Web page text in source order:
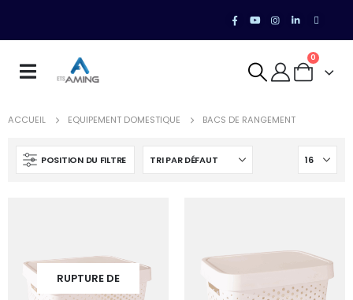
0
ACCUEIL EQUIPEMENT DOMESTIQUE BACS DE RANGEMENT
POSITION DU FILTRE
RUPTURE DE